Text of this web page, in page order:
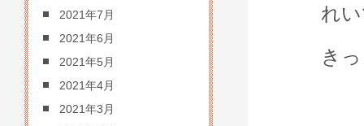
れ
き
2021年7月
2021年6月
2021年5月
2021年4月
2021年3月